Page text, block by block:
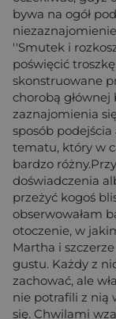
bywa na ogół
''Smutek i
poświęcić
skonstruowane
chorobą
zaznajomienia
sposób
tematu, który w
bardzo
doświadczenia
przeżyć kogoś
obserwowałam
otoczenie, w
Martha i
gustu. Każdy z
zachować, ale
nie potrafili z nią
się. Chwilami